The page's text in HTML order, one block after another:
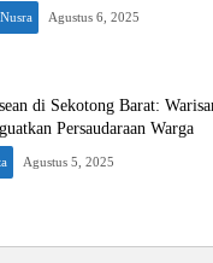
Agustus 6, 2025
di Sekotong Barat:
Persaudaraan Warga
Agustus 5, 2025